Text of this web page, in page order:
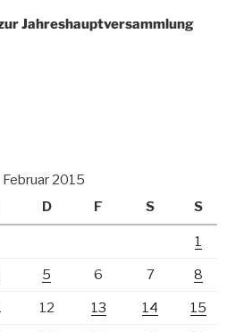
Jahreshauptversammlung
Februar 2015
D F S S
1
5 6 7 8
12 13 14 15